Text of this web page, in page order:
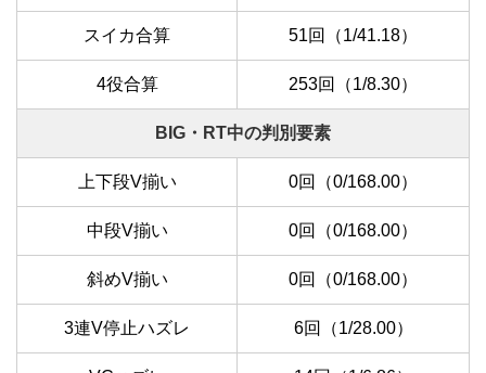
スイカ合算 51回（1/41.18）
4役合算 253回（1/8.30）
BIG・RT中の判別要素
上下段V揃い 0回（0/168.00）
中段V揃い 0回（0/168.00）
斜めV揃い 0回（0/168.00）
3連V停止ハズレ 6回（1/28.00）